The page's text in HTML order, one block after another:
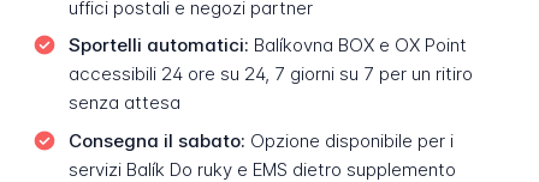
uffici postali e negozi partner
Sportelli automatici: Balíkovna BOX e OX Point
accessibili 24 ore su 24, 7 giorni su 7 per un ritiro
senza attesa
Consegna il sabato: Opzione disponibile per i
servizi Balík Do ruky e EMS dietro supplemento